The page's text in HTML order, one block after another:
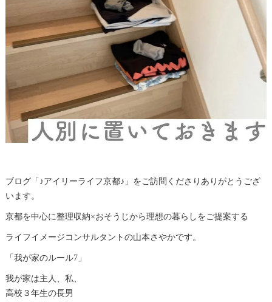
ブログ「♪アイリーライフ京都♪」をご訪問くださりありがとうござ
います。
京都を中心に整理収納×おそうじから理想の暮らしをご提案する
ライフイメージコンサルタントの山本さやかです。
「我が家のルール7」
我が家は主人、私、
高校３年生の長男